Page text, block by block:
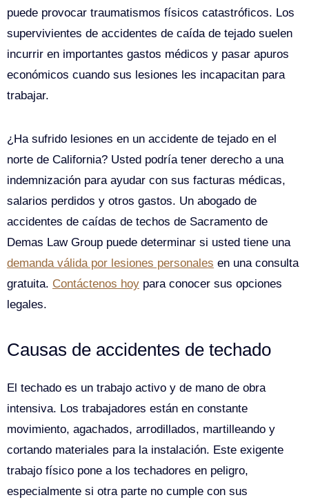
puede provocar traumatismos físicos catastróficos. Los
supervivientes de accidentes de caída de tejado suelen
incurrir en importantes gastos médicos y pasar apuros
económicos cuando sus lesiones les incapacitan para
trabajar.
¿Ha sufrido lesiones en un accidente de tejado en el
norte de California? Usted podría tener derecho a una
indemnización para ayudar con sus facturas médicas,
salarios perdidos y otros gastos. Un abogado de
accidentes de caídas de techos de Sacramento de
Demas Law Group puede determinar si usted tiene una
demanda válida por lesiones personales en una consulta
gratuita. Contáctenos hoy para conocer sus opciones
legales.
Causas de accidentes de techado
El techado es un trabajo activo y de mano de obra
intensiva. Los trabajadores están en constante
movimiento, agachados, arrodillados, martilleando y
cortando materiales para la instalación. Este exigente
trabajo físico pone a los techadores en peligro,
especialmente si otra parte no cumple con sus